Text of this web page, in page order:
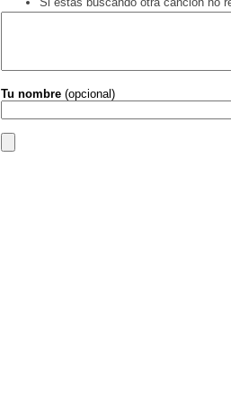
Tu nombre (opcional)